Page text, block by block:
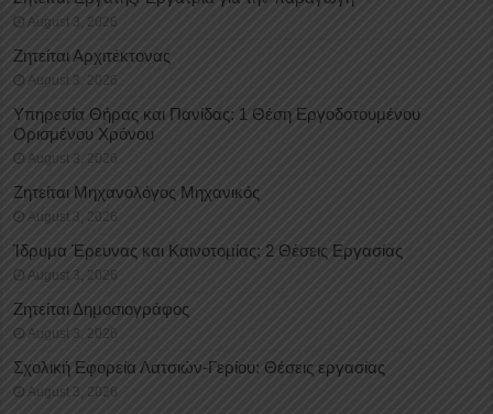
August 3, 2026
Ζητείται Αρχιτέκτονας
August 3, 2026
Υπηρεσία Θήρας και Πανίδας: 1 Θέση Eργοδοτουμένου
Oρισμένου Xρόνου
August 3, 2026
Ζητείται Μηχανολόγος Μηχανικός
August 3, 2026
Ίδρυμα Έρευνας και Καινοτομίας: 2 Θέσεις Εργασίας
August 3, 2026
Ζητείται Δημοσιογράφος
August 3, 2026
Σχολική Εφορεία Λατσιών-Γερίου: Θέσεις εργασίας
August 3, 2026